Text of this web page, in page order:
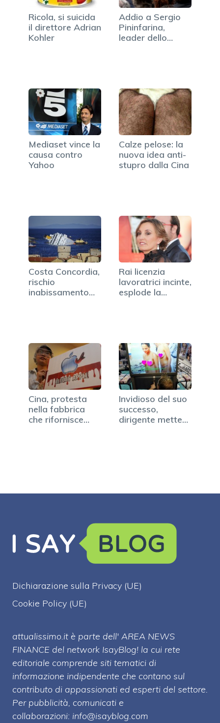
Ricola, si suicida
il direttore Adrian
Kohler
Addio a Sergio
Pininfarina,
leader dello
Mediaset vince la
causa contro
Yahoo
Calze pelose: la
nuova idea anti-
stupro dalla Cina
Costa Concordia,
rischio
inabissamento
Rai licenzia
lavoratrici incinte,
esplode la…
Cina, protesta
nella fabbrica
che rifornisce
Invidioso del suo
successo,
dirigente mette
Dichiarazione sulla Privacy (UE)
Cookie Policy (UE)
attualissimo.it è parte dell' AREA NEWS
FINANCE del network IsayBlog! la cui rete
editoriale comprende siti tematici di
informazione indipendente che contano sul
contributo di appassionati ed esperti del settore.
Per pubblicità, comunicati e
collaborazioni: info@isayblog.com